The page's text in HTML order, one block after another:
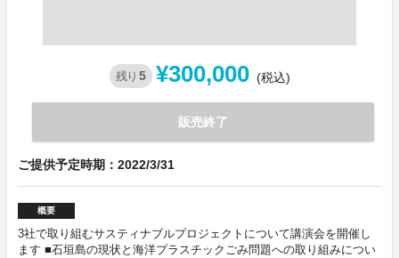
残り 5 ¥300,000 (税込)
販売終了
ご提供予定時期：2022/3/31
概要
3社で取り組むサスティナブルプロジェクトについて講演会を開催し
ます ■石垣島の現状と海洋プラスチックごみ問題への取り組みについ